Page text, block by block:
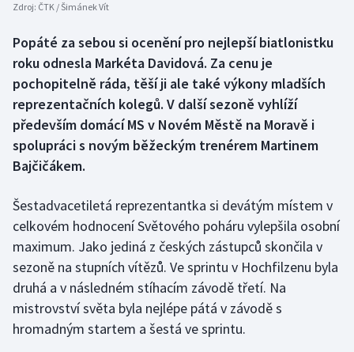
Box
Curling
Dostihy
Florbal
Futsal
Golf
Gymnastika
Házená
Zdroj: ČTK / Šimánek Vít
Popáté za sebou si ocenění pro nejlepší biatlonistku
roku odnesla Markéta Davidová. Za cenu je
pochopitelně ráda, těší ji ale také výkony mladších
reprezentačních kolegů. V další sezoně vyhlíží
především domácí MS v Novém Městě na Moravě i
spolupráci s novým běžeckým trenérem Martinem
Bajčičákem.
Šestadvacetiletá reprezentantka si devátým místem v
celkovém hodnocení Světového poháru vylepšila osobní
maximum. Jako jediná z českých zástupců skončila v
sezoně na stupních vítězů. Ve sprintu v Hochfilzenu byla
druhá a v následném stíhacím závodě třetí. Na
mistrovství světa byla nejlépe pátá v závodě s
hromadným startem a šestá ve sprintu.